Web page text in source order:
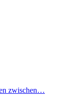
zwischen…